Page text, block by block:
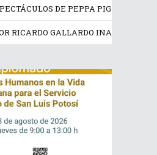
DE PEPPA PIG Y
RICARDO GALLARDO INAUGURA